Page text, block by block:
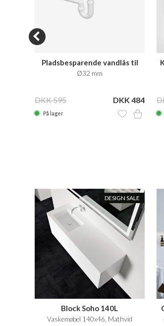
Pladsbesparende vandlås til
badmøbler
Ø32 mm
DKK 595 DKK 484
På lager
DESIGN SALE
Block Soho 140L
Vaskemøbel 140x46, Mathvid